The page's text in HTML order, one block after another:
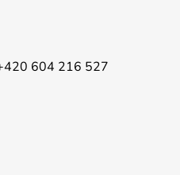
604 216 527